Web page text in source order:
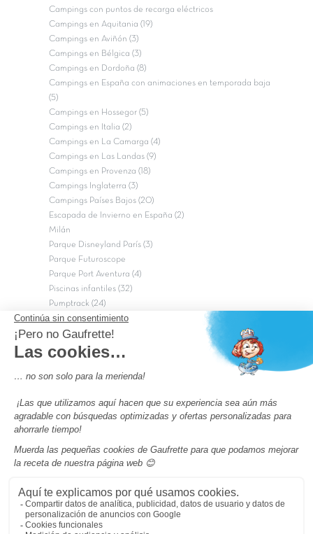
Campings con puntos de recarga eléctricos
Campings en Aquitania (19)
Campings en Aviñón (3)
Campings en Bélgica (3)
Campings en Dordoña (8)
Campings en España con animaciones en temporada baja
(5)
Campings en Hossegor (5)
Campings en Italia (2)
Campings en La Camarga (4)
Campings en Las Landas (9)
Campings en Provenza (18)
Campings Inglaterra (3)
Campings Países Bajos (20)
Escapada de Invierno en España (2)
Milán
Parque Disneyland París (3)
Parque Futuroscope
Parque Port Aventura (4)
Piscinas infantiles (32)
Pumptrack (24)
Puy du Fou (2)
Roma
Semana Santa (17)
Campings de 4 estrellas en Francia
Los camping con piscinas en Francia
Camping Barcelona
Camping Murcia
Camping Costa Brava
Camping Costa daurada
Pass camping
Preguntas más frecuentes
Aviso legal